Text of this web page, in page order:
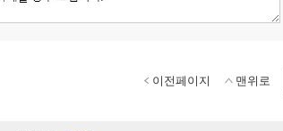
이전페이지 맨위로